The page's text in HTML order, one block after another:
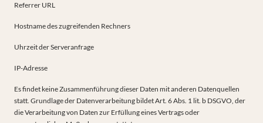
Referrer URL
Hostname des zugreifenden Rechners
Uhrzeit der Serveranfrage
IP-Adresse
Es findet keine Zusammenführung dieser Daten mit anderen Datenquellen
statt. Grundlage der Datenverarbeitung bildet Art. 6 Abs. 1 lit. b DSGVO, der
die Verarbeitung von Daten zur Erfüllung eines Vertrags oder